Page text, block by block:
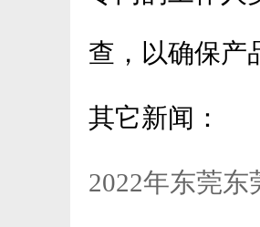
查，以确保产
其它新闻：
2022年东莞